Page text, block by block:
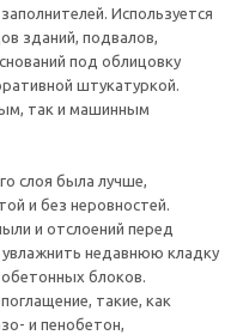
Используется
зданий, подвалов,
под облицовку
штукатуркой.
так и машинным
слоя была лучше,
и без неровностей.
и отслоений перед
увлажнить недавнюю кладку
блоков.
такие, как
и пенобетон,